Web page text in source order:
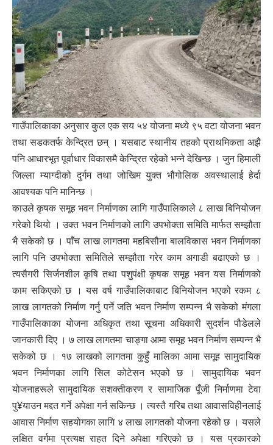
गाउँपालिकाका अनुसार कुल एक सय ५४ योजना मध्ये ९५ वटा योजना भवन
तथा सडकतर्फ केन्द्रित छन् । यसबाट स्थानीय तहको प्राथमिकता अझै
पनि आधारभूत पूर्वाधार विकासमै केन्द्रित रहेको भन्ने देखिन्छ । जुन हिमाली
जिल्ला म्याग्दीको दुर्गम तथा जोखिम युक्त भौगोलिक अवस्थालाई हेर्दा
आवश्यक पनि मानिन्छ ।
काउले कृषक समूह भवन निर्माणका लागि गाउँपालिकाले ८ लाख बिनियोजन
गरेको थियो । उक्त भवन निर्माणको लागि उपभोक्ता समिति मार्फत सम्झौता
भै सकेको छ । पाँच लाख लागतमा महबिसौना बालविकास भवन निर्माणका
लागि पनि उपभोक्ता समितिले सम्झौता गरेर काम अगाडी बढाएको छ ।
त्यसैगरी सिर्जनशील कृषि तथा पशुपंक्षी कृषक समूह भवन यस निर्माणको
काम सकिएको छ । यस वर्ष गाउँपालिकाबाट बिनियोजन भएको रकम ८
लाख लागतको निर्माण गर्नु पर्ने जति भवन निर्माण सम्पन्न भै सकेको मंगला
गाउँपालिकाका योजना अधिकृत तथा सूचना अधिकारी सुदर्शन पौडेलले
जानकारी दिए । ७ लाख लागतमा चाङ्गा आमा समूह भवन निर्माण सम्पन्न भै
सकेको छ । १७ लाखको लागतमा कुहुँ मालिका आमा समूह सामुदायिक
भवन निर्माणका लागि सिल कोटेसन भएको छ । सामुदायिक भवन
योजनाहरूले सामुदायिक सशक्तीकरण र सामाजिक पूँजी निर्माणमा टेवा
पु¥याउन मद्दत गर्ने अपेक्षा गर्न सकिन्छ । त्यस्तै गरिब तथा आवासविहीनलाई
आवास निर्माण सहयोगका लागि ४ लाख लागतको योजना रहेको छ । यसले
लक्षित वर्गमा प्रत्यक्ष राहत दिने अपेक्षा गरिएको छ । यस प्रकारको